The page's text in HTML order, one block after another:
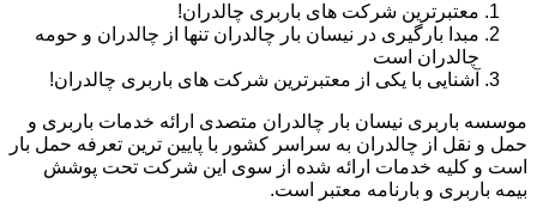
معتبرترین شرکت های باربری چالدران!
مبدا بارگیری در نیسان بار چالدران تنها از چالدران و حومه
چالدران است
آشنایی با یکی از معتبرترین شرکت های باربری چالدران!
موسسه باربری نیسان بار چالدران متصدی ارائه خدمات باربری و
حمل و نقل از چالدران به سراسر کشور با پایین ترین تعرفه حمل بار
است و کلیه خدمات ارائه شده از سوی این شرکت تحت پوشش
بیمه باربری و بارنامه معتبر است.